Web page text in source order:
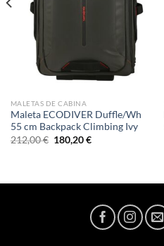
MALETAS DE CABINA
Maleta ECODIVER Duffle/Wh
55 cm Backpack Climbing Ivy
212,00€ El
precio
180,20€El